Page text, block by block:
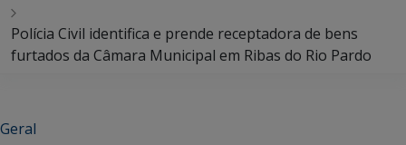
Polícia Civil identifica e prende receptadora de bens
furtados da Câmara Municipal em Ribas do Rio Pardo
Geral